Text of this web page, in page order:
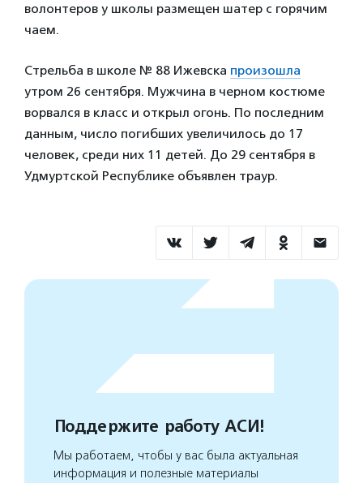
волонтеров у школы размещен шатер с горячим
чаем.
Стрельба в школе № 88 Ижевска произошла
утром 26 сентября. Мужчина в черном костюме
ворвался в класс и открыл огонь. По последним
данным, число погибших увеличилось до 17
человек, среди них 11 детей. До 29 сентября в
Удмуртской Республике объявлен траур.
Поддержите работу АСИ!
Мы работаем, чтобы у вас была актуальная
информация и полезные материалы